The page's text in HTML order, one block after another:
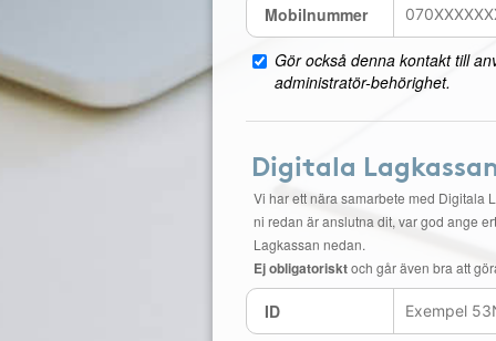
Mobilnummer
Gör också denna kontakt till
administratör-behörighet.
Digitala
Vi har ett nära samarbete med Digitala
ni redan är anslutna dit, var god ange
Lagkassan nedan.
Ej obligatorisktoch går även bra att
ID